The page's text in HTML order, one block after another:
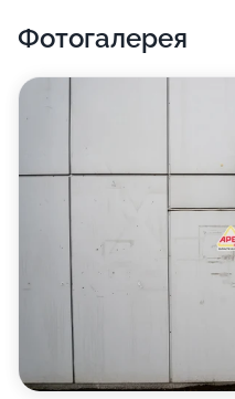
Фотогалерея